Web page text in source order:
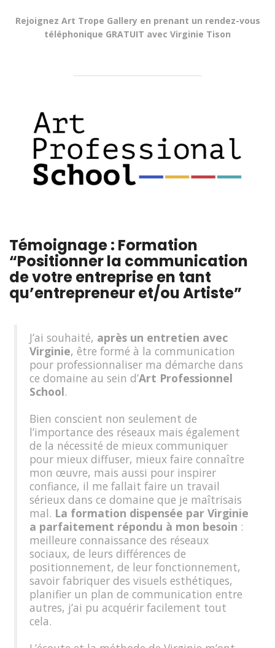
Rejoignez Art Trope Gallery en prenant un rendez-vous
téléphonique GRATUIT avec Virginie Tison
Témoignage : Formation
“Positionner la communication
de votre entreprise en tant
qu’entrepreneur et/ou Artiste”
J’ai souhaité, après un entretien avec
Virginie, être formé à la communication
pour professionnaliser ma démarche dans
ce domaine au sein d’Art Professionnel
School.
Bien conscient non seulement de
l’importance des réseaux mais également
de la nécessité de mieux communiquer
pour mieux diffuser, mieux faire connaître
mon œuvre, mais aussi pour inspirer
confiance, il me fallait faire un travail
sérieux dans ce domaine que je maîtrisais
mal. La formation dispensée par Virginie
a parfaitement répondu à mon besoin :
meilleure connaissance des réseaux
sociaux, de leurs différences de
positionnement, de leur fonctionnement,
savoir fabriquer des visuels esthétiques,
planifier un plan de communication entre
autres, j’ai pu acquérir facilement tout
cela.